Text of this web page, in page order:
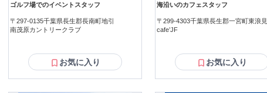
ゴルフ場でのイベントスタッフ
〒297-0135千葉県長生郡長南町地引
南茂原カントリークラブ
お気に入り
海沿いのカフェスタッフ
〒299-4303千葉県長生郡一宮町東浪見
cafe’JF
お気に入り